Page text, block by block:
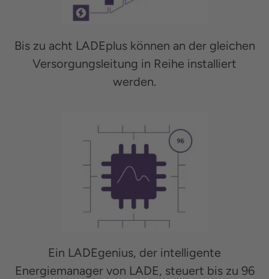
Bis zu acht LADEplus können an der gleichen
Versorgungsleitung in Reihe installiert
werden.
Ein LADEgenius, der intelligente
Energiemanager von LADE, steuert bis zu 96